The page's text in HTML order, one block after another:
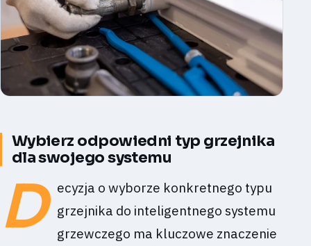
Wybierz odpowiedni typ grzejnika
dla swojego systemu
D
ecyzja o wyborze konkretnego typu
grzejnika do inteligentnego systemu
grzewczego ma kluczowe znaczenie